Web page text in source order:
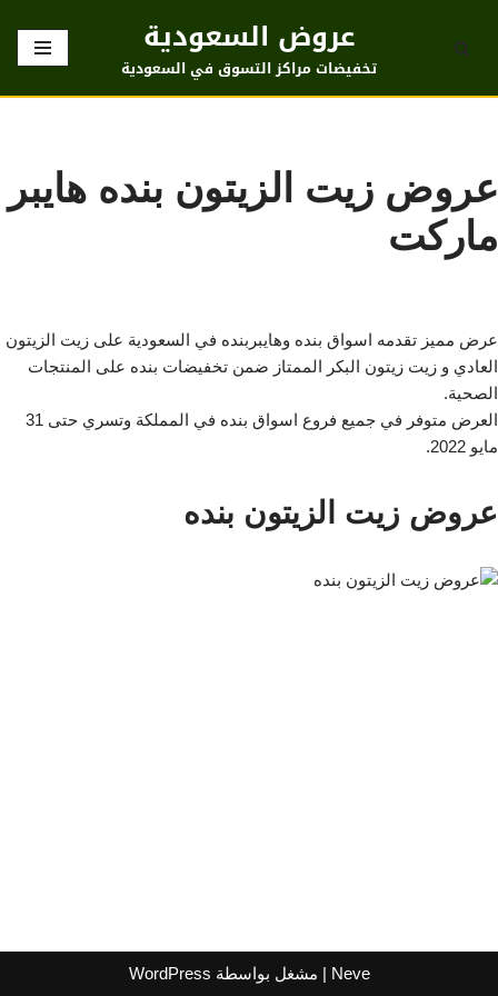
تخطى
عروض السعودية
تخفيضات مراكز التسوق في السعودية
عروض زيت الزيتون بنده هايبر
ماركت
عرض مميز تقدمه اسواق بنده وهايبربنده في السعودية على زيت الزيتون
العادي و زيت زيتون البكر الممتاز ضمن تخفيضات بنده على المنتجات
الصحية.
العرض متوفر في جميع فروع اسواق بنده في المملكة وتسري حتى 31
مايو 2022.
عروض زيت الزيتون بنده
Neve | مشغل بواسطة WordPress
اشترك لتصلك عروض مراكز التسوق